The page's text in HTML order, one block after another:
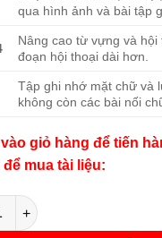
qua hình ảnh và bài tập
Nâng cao từ vựng và
đoạn hội thoại dài hơn.
Tập ghi nhớ mặt chữ và
không còn các bài nối
giỏ hàng để tiến
để mua tài liệu: